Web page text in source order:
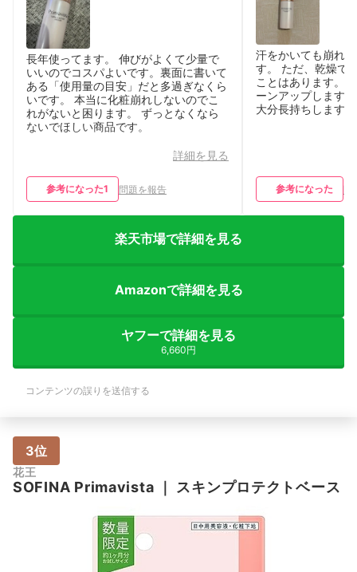
長年使ってます。 伸びがよくて少量で
いいのでコスパよいです。裏面に書いて
ある「使用量の目安」だと多過ぎなくら
いです。 本当に化粧崩れしないのでこ
れがないと困ります。 ずっとなくなら
ないでほしい商品です。
詳細を見る
参考になった1 問題を報告
汗をかいても崩れ
す。 ただ、乾燥で
ことはあります。
ーンアップします
大分長持ちします。
参考になった
楽天市場で詳細を見る
Amazonで詳細を見る
ヤフーで詳細を見る
6,660円
コンテンツの誤りを送信する
3位
花王
SOFINA Primavista スキンプロテクトベース